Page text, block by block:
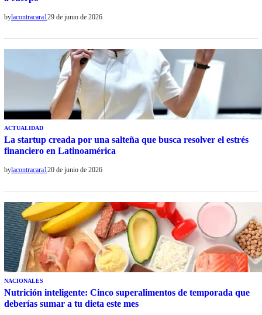
bylacontracara129 de junio de 2026
ACTUALIDAD
La startup creada por una salteña que busca resolver el estrés
financiero en Latinoamérica
bylacontracara120 de junio de 2026
NACIONALES
Nutrición inteligente: Cinco superalimentos de temporada que
deberías sumar a tu dieta este mes